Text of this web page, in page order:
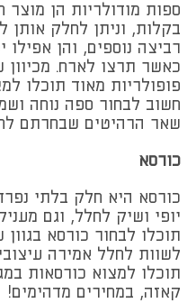
ספות מודולריות הן מוצר
בקלות, וניתן לחלק
רביצה נוספים, והן
כאשר תרצו לארח. מכיוון
פופולריות מאוד תוכלו
חשוב לבחור ספה נוחה
שאר הרהיטים שבחרתם
כורסא
כורסא היא חלק בלתי
יופי ושיק לחלל, וגם
תוכלו לבחור כורסא
לשוות לחלל אמירה
תוכלו למצוא כורסאות
קאזה, במחירים מדהימים!